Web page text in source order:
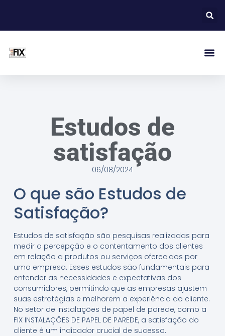
Estudos de
satisfação
06/08/2024
O que são Estudos de
Satisfação?
Estudos de satisfação são pesquisas realizadas para
medir a percepção e o contentamento dos clientes
em relação a produtos ou serviços oferecidos por
uma empresa. Esses estudos são fundamentais para
entender as necessidades e expectativas dos
consumidores, permitindo que as empresas ajustem
suas estratégias e melhorem a experiência do cliente.
No setor de instalações de papel de parede, como a
FIX INSTALAÇÕES DE PAPEL DE PAREDE, a satisfação do
cliente é um indicador crucial de sucesso.